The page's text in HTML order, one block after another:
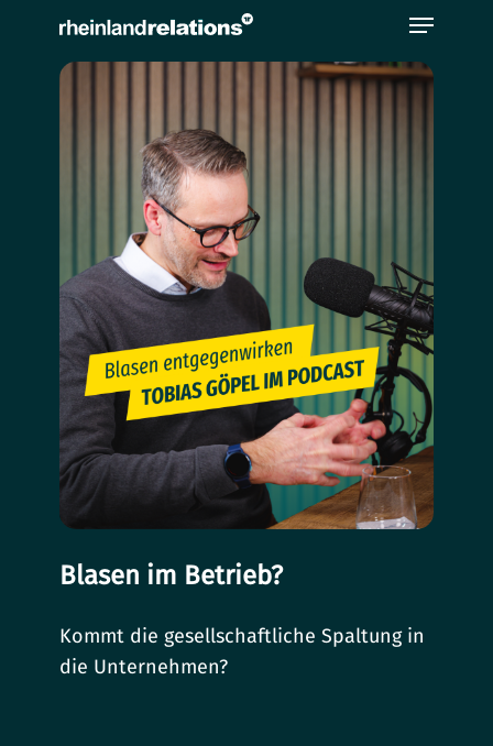
Zugänglichkeitssystem
verwendet.
Blasen im Betrieb?
Kommt die gesellschaftliche Spaltung in
die Unternehmen?